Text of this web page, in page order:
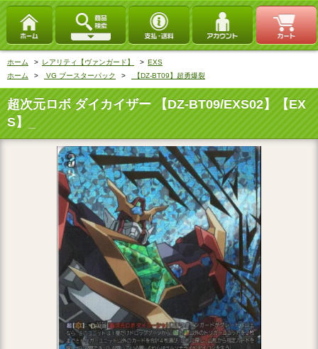
ホーム > レアリティ【ヴァンガード】 > EXS
ホーム
> VG ブースターパック > 【DZ-BT09】超勇爆裂
超次元ロボ ダイカイザー 【DZ-BT09/EXS02】【EX
S】_